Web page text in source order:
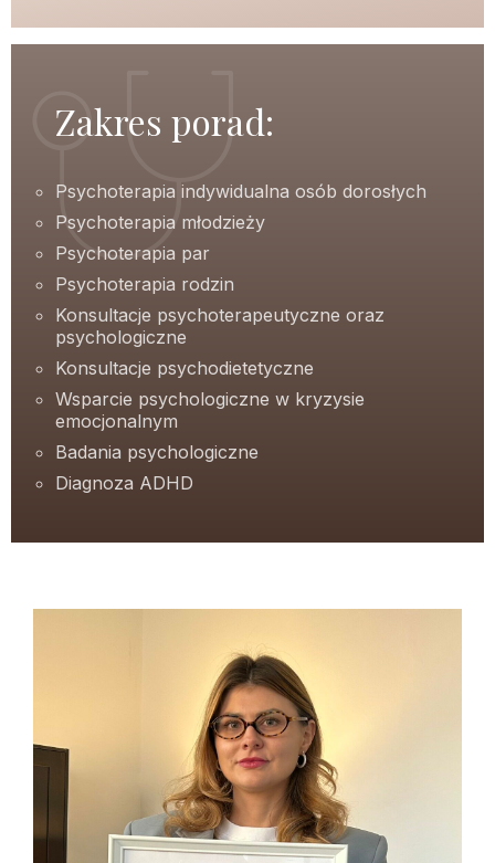
Zakres porad:
Psychoterapia indywidualna osób dorosłych
Psychoterapia młodzieży
Psychoterapia par
Psychoterapia rodzin
Konsultacje psychoterapeutyczne oraz
psychologiczne
Konsultacje psychodietetyczne
Wsparcie psychologiczne w kryzysie
emocjonalnym
Badania psychologiczne
Diagnoza ADHD